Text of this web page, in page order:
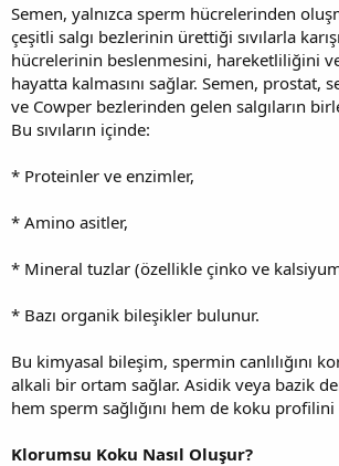
Semen, yalnızca sperm hücrelerinden
çeşitli salgı bezlerinin ürettiği sıvılarla
hücrelerinin beslenmesini, hareketliliğini
hayatta kalmasını sağlar. Semen, prostat,
ve Cowper bezlerinden gelen salgıların
Bu sıvıların içinde:
* Proteinler ve enzimler,
* Amino asitler,
* Mineral tuzlar (özellikle çinko ve
* Bazı organik bileşikler bulunur.
Bu kimyasal bileşim, spermin canlılığını
alkali bir ortam sağlar. Asidik veya bazik
hem sperm sağlığını hem de koku profilini
Klorumsu Koku Nasıl Oluşur?